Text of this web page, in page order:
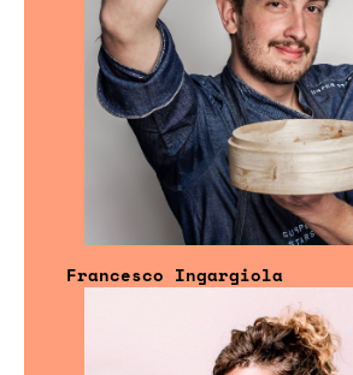
Francesco Ingargiola